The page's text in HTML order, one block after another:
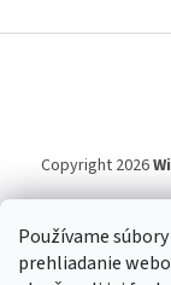
Používame
prehliadanie
Copyright 2026
Wifi shop wellnet.sk